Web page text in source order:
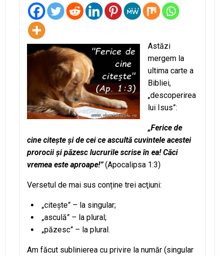
Astăzi
mergem la
ultima carte a
Bibliei,
„descoperirea
lui Isus”:
„Ferice de
cine citeşte şi de cei ce ascultă cuvintele acestei
prorocii şi păzesc lucrurile scrise în ea! Căci
vremea este aproape!”(Apocalipsa 1:3)
Versetul de mai sus conține trei acţiuni:
„citeşte” – la singular;
„asculă” – la plural;
„păzesc” – la plural.
Am făcut sublinierea cu privire la număr (singular